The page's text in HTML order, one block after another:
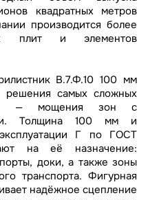
квадратных метров
производится более
плит и элементов
В.7.Ф.10 100 мм
решения самых сложных
— мощения зон с
Толщина 100 мм и
Г по ГОСТ
на её назначение:
доки, а также зоны
транспорта. Фигурная
надёжное сцепление